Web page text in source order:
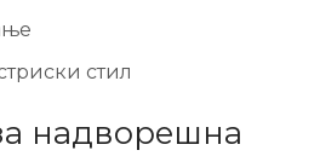
стил
надворешна